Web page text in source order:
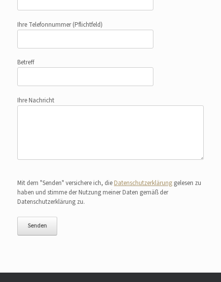
Ihre Telefonnummer(Pflichtfeld)
Betreff
Ihre Nachricht
Mit dem "Senden" versichere ich, die Datenschutzerklärung gelesen zu
haben und stimme der Nutzung meiner Daten gemäß der
Datenschutzerklärung zu.